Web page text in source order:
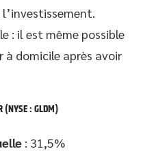
: il est même possible
à domicile après avoir
(NYSE : GLDM)
: 31,5%